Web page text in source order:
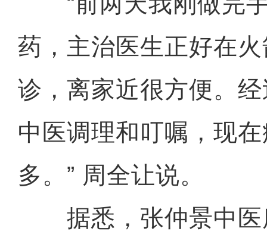
药，主治医生正好在
诊，离家近很方便。
中医调理和叮嘱，现
多。” 周全让说。
据悉，张仲景中医